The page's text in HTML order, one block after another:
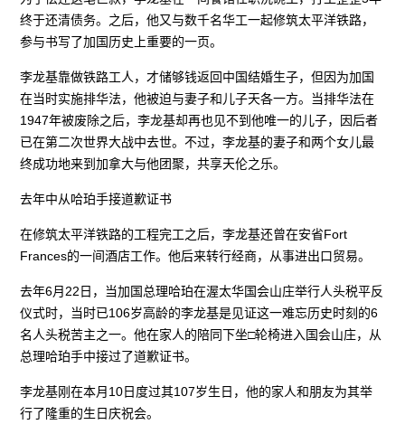
终于还清债务。之后，他又与数千名华工一起修筑太平洋铁路，
参与书写了加国历史上重要的一页。
李龙基靠做铁路工人，才储够钱返回中国结婚生子，但因为加国
在当时实施排华法，他被迫与妻子和儿子天各一方。当排华法在
1947年被废除之后，李龙基却再也见不到他唯一的儿子，因后者
已在第二次世界大战中去世。不过，李龙基的妻子和两个女儿最
终成功地来到加拿大与他团聚，共享天伦之乐。
去年中从哈珀手接道歉证书
在修筑太平洋铁路的工程完工之后，李龙基还曾在安省Fort
Frances的一间酒店工作。他后来转行经商，从事进出口贸易。
去年6月22日，当加国总理哈珀在渥太华国会山庄举行人头税平反
仪式时，当时已106岁高龄的李龙基是见证这一难忘历史时刻的6
名人头税苦主之一。他在家人的陪同下坐□轮椅进入国会山庄，从
总理哈珀手中接过了道歉证书。
李龙基刚在本月10日度过其107岁生日，他的家人和朋友为其举
行了隆重的生日庆祝会。